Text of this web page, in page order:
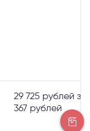
29 725 рублей за
367 рублей